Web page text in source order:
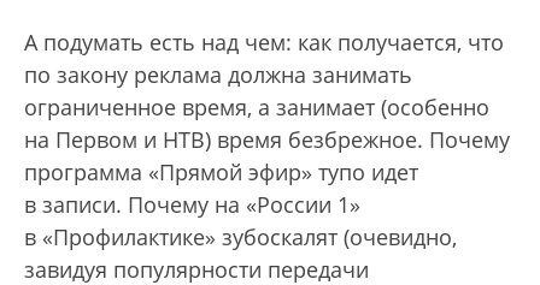
А подумать есть над чем: как получается, что
по закону реклама должна занимать
ограниченное время, а занимает (особенно
на Первом и НТВ) время безбрежное. Почему
программа «Прямой эфир» тупо идет
в записи. Почему на «России 1»
в «Профилактике» зубоскалят (очевидно,
завидуя популярности передачи